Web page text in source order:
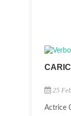
25
Actrice